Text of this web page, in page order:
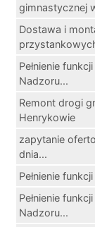
gimnastycznej
Dostawa i
Pełnienie
Nadzoru...
Remont drogi
Henrykowie
zapytanie
dnia...
Pełnienie
Pełnienie
Nadzoru...